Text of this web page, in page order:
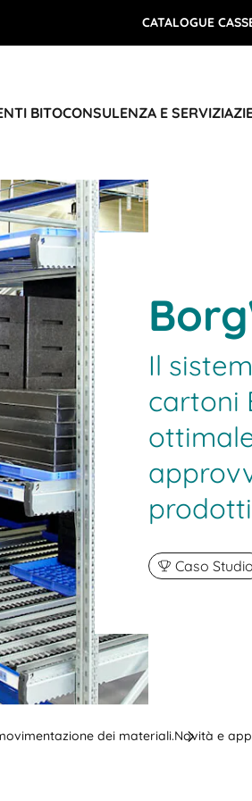
CATALOGUE
BITOCONSULENZA E SERVIZI
Il
cartoni
Caso Studio
dei materiali.Novità e